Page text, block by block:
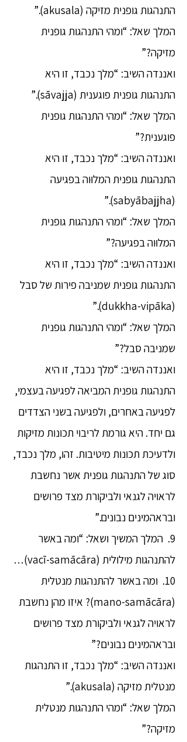
התנהגות גופנית מזיקה (akusala).”
המלך שאל: “ומהי התנהגות גופנית
מזיקה?”
ואננדה השיב: “מלך נכבד, זו היא
התנהגות גופנית פוגענית (sāvajja).”
המלך שאל: “ומהי התנהגות גופנית
פוגענית?”
ואננדה השיב: “מלך נכבד, זו היא
התנהגות גופנית המלוּוה בפגיעה
(sabyābajjha).”
המלך שאל: “ומהי התנהגות גופנית
המלוּוה בפגיעה?”
ואננדה השיב: “מלך נכבד, זו היא
התנהגות גופנית שמניבה פירות של סבל
(dukkha-vipāka).”
המלך שאל: “ומהי התנהגות גופנית
שמניבה סבל?”
ואננדה השיב: “מלך נכבד, זו היא
התנהגות גופנית המביאה לפגיעה בעצמי,
לפגיעה באחרים, ולפגיעה בשני הצדדים
גם יחד. היא גורמת לריבוי תכונות מזיקות
ולדעיכת תכונות מיטיבות. זהו, מלך נכבד,
סוג של התנהגות גופנית אשר נחשבת
לראויה לגנאי ולביקורת מצד פרושים
ובראהמינים נבונים.”
9. המלך המשיך ושאל: “ומה באשר
להתנהגות מילולית (vacī-samācāra)…
10. ומה באשר להתנהגות מנטלית
(mano-samācāra)? איזו מהן נחשבת
לראויה לגנאי ולביקורת מצד פרושים
ובראהמינים נבונים?”
ואננדה השיב: “מלך נכבד, זו התנהגות
מנטלית מזיקה (akusala).”
המלך שאל: “ומהי התנהגות מנטלית
מזיקה?”